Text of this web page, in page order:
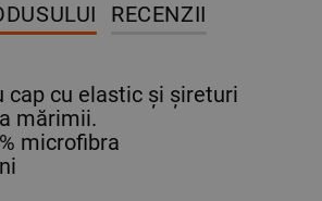
RECENZII
cap cu elastic și șireturi
mărimii.
microfibra